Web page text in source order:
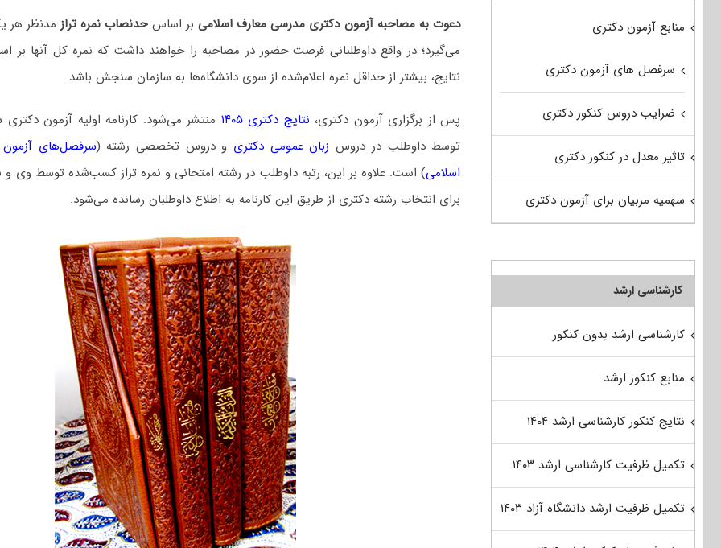
دعوت به مصاحبه آزمون دکتری مدرسی معارف اسلامی بر اساسحدنصاب نمره ترازمدنظر هر
می‌گیرد؛ در واقع داوطلبانی فرصت حضور در مصاحبه را خواهند داشت که نمره کل آنها بر
نتایج، بیشتر از حداقل نمره اعلام‌شده از سوی دانشگاه‌ها به سازمان سنجش باشد.
پس از برگزاری آزمون دکتری، نتایج دکتری ۱۴۰۵
منتشر می‌شود. کارنامه اولیه آزمون
توسط داوطلب در دروس زبان عمومی دکتری و دروس تخصصی رشته (سرفصل‌های
اسلامی) است. علاوه بر این، رتبه داوطلب در رشته امتحانی و نمره تراز کسب‌شده توسط وی و
برای انتخاب رشته دکتری از طریق این کارنامه به اطلاع داوطلبان رسانده می‌شود.
منابع آزمون دکتری
سرفصل های آزمون دکتری
ضرایب دروس کنکور دکتری
تاثیر معدل در کنکور دکتری
سهمیه مربیان برای آزمون دکتری
کارشناسی ارشد
کارشناسی ارشد بدون کنکور
منابع کنکور ارشد
نتایج کنکور کارشناسی ارشد ۱۴۰۴
تکمیل ظرفیت کارشناسی ارشد ۱۴۰۳
تکمیل ظرفیت ارشد دانشگاه آزاد ۱۴۰۳